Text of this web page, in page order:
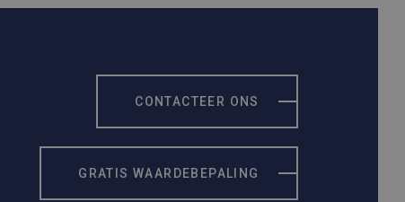
CONTACTEER ONS
GRATIS WAARDEBEPALING